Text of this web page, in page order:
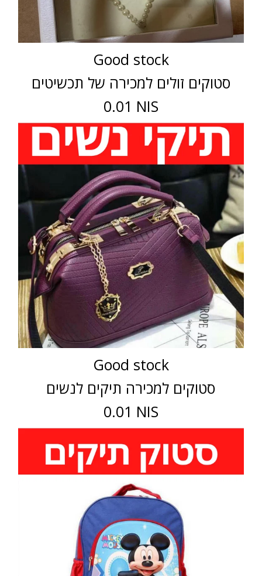
Good stock
סטוקים זולים למכירה של תכשיטים
0.01 NIS
Good stock
סטוקים למכירה תיקים לנשים
0.01 NIS